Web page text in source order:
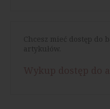
Chcesz mieć dostęp do
artykułów.